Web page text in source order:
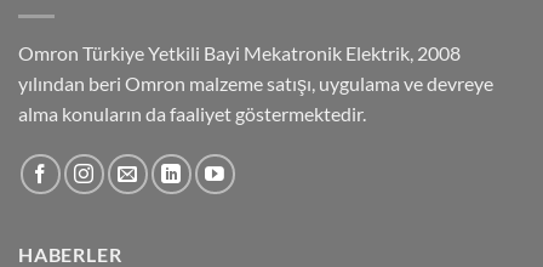
Omron Türkiye Yetkili Bayi Mekatronik Elektrik, 2008
yılından beri Omron malzeme satışı, uygulama ve devreye
alma konuların da faaliyet göstermektedir.
HABERLER